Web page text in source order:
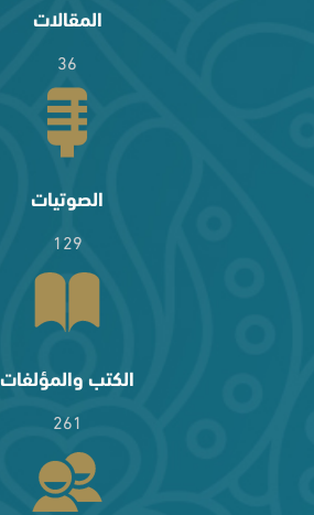
المقالات
36
الصوتيات
129
الكتب والمؤلفات
261